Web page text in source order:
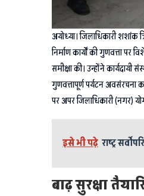
अयोध्या। जिलाधिकारी शशांक
निर्माण कार्यों की गुणवत्ता
समीक्षा की। उन्होंने
गुणवत्तापूर्ण पर्यटन
पर अपर जिलाधिकारी (नगर)
इसे भी पढ़े राष्ट्र
बाढ़ सुरक्षा